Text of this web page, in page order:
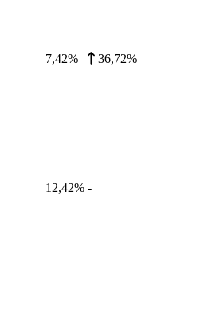
7,42% 36,72%
12,42% -